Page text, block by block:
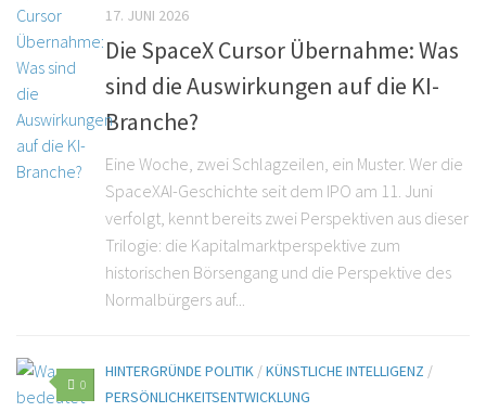
17. JUNI 2026
Die SpaceX Cursor Übernahme: Was
sind die Auswirkungen auf die KI-
Branche?
Eine Woche, zwei Schlagzeilen, ein Muster. Wer die
SpaceXAI-Geschichte seit dem IPO am 11. Juni
verfolgt, kennt bereits zwei Perspektiven aus dieser
Trilogie: die Kapitalmarktperspektive zum
historischen Börsengang und die Perspektive des
Normalbürgers auf...
0
HINTERGRÜNDE POLITIK /KÜNSTLICHE INTELLIGENZ /
PERSÖNLICHKEITSENTWICKLUNG